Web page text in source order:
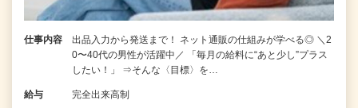
仕事内容
出品入力から発送まで！ ネット通販の仕組みが学べる◎ ＼2
0〜40代の男性が活躍中／ 「毎月の給料に“あと少し”プラス
したい！」 ⇒そんな〈目標〉を…
給与 完全出来高制